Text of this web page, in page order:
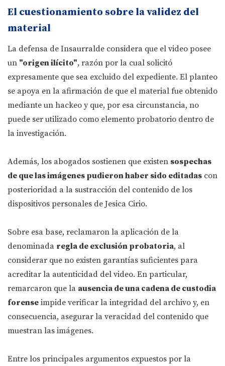
El cuestionamiento sobre la validez del
material
La defensa de Insaurralde considera que el video posee
un "origen ilícito", razón por la cual solicitó
expresamente que sea excluido del expediente. El planteo
se apoya en la afirmación de que el material fue obtenido
mediante un hackeo y que, por esa circunstancia, no
puede ser utilizado como elemento probatorio dentro de
la investigación.
Además, los abogados sostienen que existen sospechas
de que las imágenes pudieron haber sido editadas con
posterioridad a la sustracción del contenido de los
dispositivos personales de Jesica Cirio.
Sobre esa base, reclamaron la aplicación de la
denominada regla de exclusión probatoria, al
considerar que no existen garantías suficientes para
acreditar la autenticidad del video. En particular,
remarcaron que la ausencia de una cadena de custodia
forense impide verificar la integridad del archivo y, en
consecuencia, asegurar la veracidad del contenido que
muestran las imágenes.
Entre los principales argumentos expuestos por la